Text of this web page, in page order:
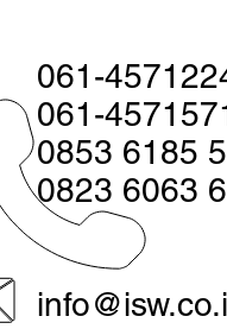
061-
061-
0853 6185
0823 6063